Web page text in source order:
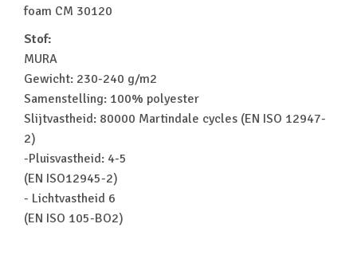
foam CM 30120
Stof:
MURA
Gewicht: 230-240 g/m2
Samenstelling: 100% polyester
Slijtvastheid: 80000 Martindale cycles (EN ISO 12947-
2)
-Pluisvastheid: 4-5
(EN ISO12945-2)
- Lichtvastheid 6
(EN ISO 105-BO2)